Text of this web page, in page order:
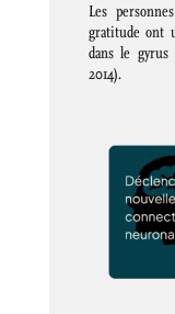
Les
gratitude ont
dans le
2014).